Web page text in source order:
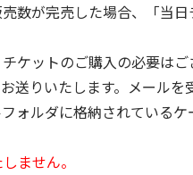
数が完売した場合、「当
ケットのご購入の必要は
りいたします。メール
ォルダに格納されている
ません。